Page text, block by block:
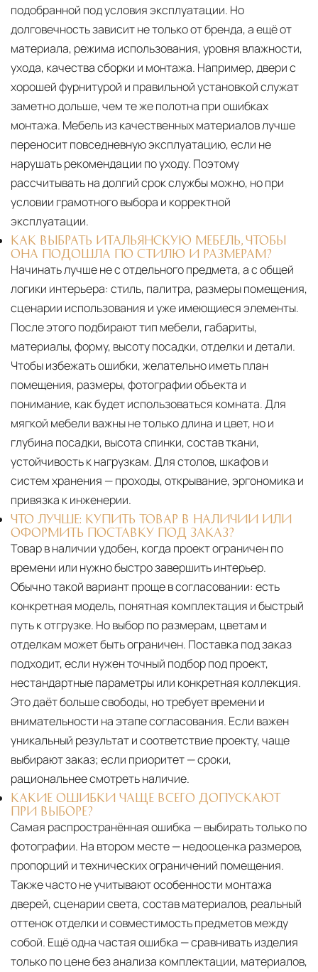
подобранной под условия эксплуатации. Но
долговечность зависит не только от бренда, а ещё от
материала, режима использования, уровня влажности,
ухода, качества сборки и монтажа. Например, двери с
хорошей фурнитурой и правильной установкой служат
заметно дольше, чем те же полотна при ошибках
монтажа. Мебель из качественных материалов лучше
переносит повседневную эксплуатацию, если не
нарушать рекомендации по уходу. Поэтому
рассчитывать на долгий срок службы можно, но при
условии грамотного выбора и корректной
эксплуатации.
КАК ВЫБРАТЬ ИТАЛЬЯНСКУЮ МЕБЕЛЬ, ЧТОБЫ
ОНА ПОДОШЛА ПО СТИЛЮ И РАЗМЕРАМ?
Начинать лучше не с отдельного предмета, а с общей
логики интерьера: стиль, палитра, размеры помещения,
сценарии использования и уже имеющиеся элементы.
После этого подбирают тип мебели, габариты,
материалы, форму, высоту посадки, отделки и детали.
Чтобы избежать ошибки, желательно иметь план
помещения, размеры, фотографии объекта и
понимание, как будет использоваться комната. Для
мягкой мебели важны не только длина и цвет, но и
глубина посадки, высота спинки, состав ткани,
устойчивость к нагрузкам. Для столов, шкафов и
систем хранения — проходы, открывание, эргономика и
привязка к инженерии.
ЧТО ЛУЧШЕ: КУПИТЬ ТОВАР В НАЛИЧИИ ИЛИ
ОФОРМИТЬ ПОСТАВКУ ПОД ЗАКАЗ?
Товар в наличии удобен, когда проект ограничен по
времени или нужно быстро завершить интерьер.
Обычно такой вариант проще в согласовании: есть
конкретная модель, понятная комплектация и быстрый
путь к отгрузке. Но выбор по размерам, цветам и
отделкам может быть ограничен. Поставка под заказ
подходит, если нужен точный подбор под проект,
нестандартные параметры или конкретная коллекция.
Это даёт больше свободы, но требует времени и
внимательности на этапе согласования. Если важен
уникальный результат и соответствие проекту, чаще
выбирают заказ; если приоритет — сроки,
рациональнее смотреть наличие.
КАКИЕ ОШИБКИ ЧАЩЕ ВСЕГО ДОПУСКАЮТ
ПРИ ВЫБОРЕ?
Самая распространённая ошибка — выбирать только по
фотографии. На втором месте — недооценка размеров,
пропорций и технических ограничений помещения.
Также часто не учитывают особенности монтажа
дверей, сценарии света, состав материалов, реальный
оттенок отделки и совместимость предметов между
собой. Ещё одна частая ошибка — сравнивать изделия
только по цене без анализа комплектации, материалов,